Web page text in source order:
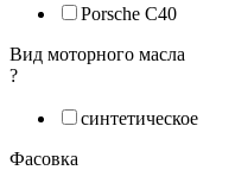
Porsche C40
Вид моторного масла
?
синтетическое
Фасовка